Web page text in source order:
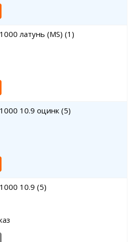
латунь (MS) (1)
10.9 оцинк (5)
10.9 (5)